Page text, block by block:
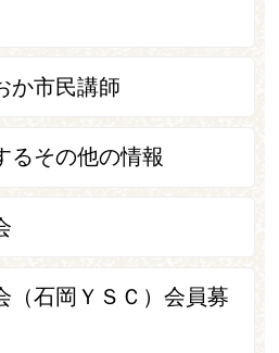
か市民講師
るその他の情報
（石岡ＹＳＣ）会員募